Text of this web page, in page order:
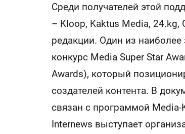
Среди получателей этой
– Kloop, Kaktus Media, 24.kg,
редакции. Один из
конкурс Media Super Star
Awards), который
создателей контента. В
связан с программой Media-
Internews выступает